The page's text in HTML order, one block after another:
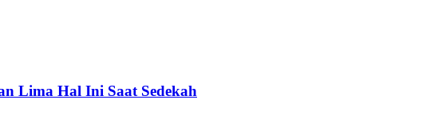
Lima Hal Ini Saat Sedekah